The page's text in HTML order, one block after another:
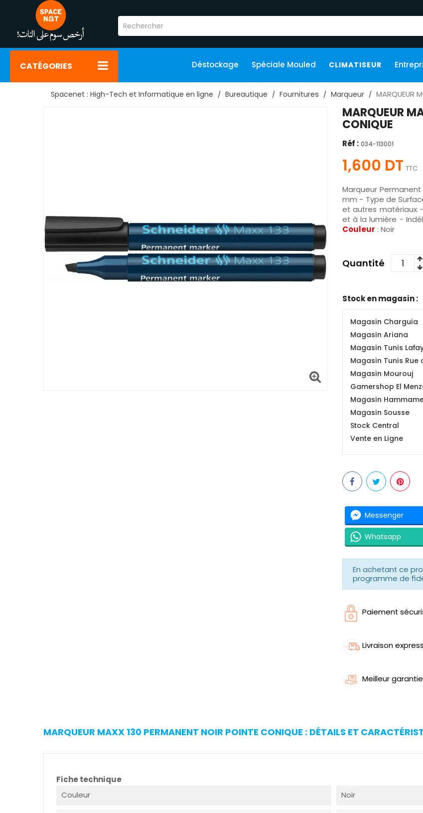
CATÉGORIES Déstockage Spéciale Mouled CLIMATISEUR
Spacenet : High-Tech et Informatique en ligne Bureautique Fournitures Marqueur MARQUEUR
MARQUEUR
CONIQUE
Réf : 034-113001
1,600 DT TTC
Marqueur
mm - Type de
et autres matériaux
et à la lumière -
Couleur : Noir
Quantité
Stock en magasin :
Magasin Charguia
Magasin Ariana
Magasin Tunis
Magasin Tunis Rue
Magasin Mourouj
Gamershop El
Magasin
Magasin Sousse
Stock Central
Vente en Ligne
Messenger
Whatsapp
En achetant ce
programme de
Paiement
Livraison
Meilleur garantie
MARQUEUR MAXX 130 PERMANENT NOIR POINTE CONIQUE : DÉTAILS ET
Fiche technique
Couleur
Noir